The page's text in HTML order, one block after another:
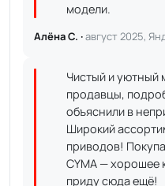
модели.
Алёна С. ·август 2025,
Чистый и уютный
продавцы,
объяснили в
Широкий
приводов!
CYMA — хорошее
приду сюда ещё!